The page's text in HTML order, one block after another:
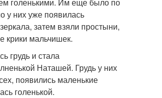
у них уже появилась
затем взяли простыни,
крики мальчишек.
грудь и стала
Наташей. Грудь у них
появились маленькие
голенькой.